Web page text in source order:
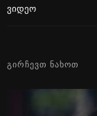
Ვიდეო
ᲒᲘᲠᲩᲔᲕᲗ ᲜᲐᲮᲝᲗ